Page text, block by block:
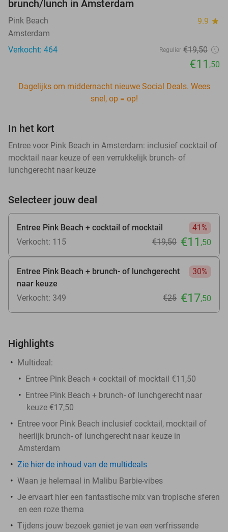
brunch/lunch in Amsterdam
Pink Beach 9.9 star
Amsterdam
Verkocht: 464
Regulier €19,50
€11 ,50
Dagelijks om middernacht nieuwe Social Deals. Wees
snel, op = op!
In het kort
Entree voor Pink Beach in Amsterdam: inclusief cocktail of
mocktail naar keuze of een verrukkelijk brunch- of
lunchgerecht naar keuze
Selecteer jouw deal
Entree Pink Beach + cocktail of mocktail
41%
Verkocht: 115
€19,50 €11 ,50
Entree Pink Beach + brunch- of lunchgerecht
naar keuze
30%
Verkocht: 349 €25 €17,50
Highlights
Multideal:
Entree Pink Beach + cocktail of mocktail €11,50
Entree Pink Beach + brunch- of lunchgerecht naar
keuze €17,50
Entree voor Pink Beach inclusief cocktail, mocktail of
heerlijk brunch- of lunchgerecht naar keuze in
Amsterdam
Zie hier de inhoud van de multideals
Waan je helemaal in Malibu Barbie-vibes
Je ervaart hier een fantastische mix van tropische sferen
en een roze thema
Tijdens jouw bezoek geniet je van een verfrissende